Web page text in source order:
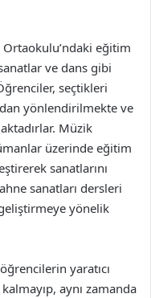
eğitim
ve dans gibi
seçtikleri
yönlendirilmekte ve
Müzik
üzerinde eğitim
sanatlarını
sanatları dersleri
yönelik
yaratıcı
aynı zamanda